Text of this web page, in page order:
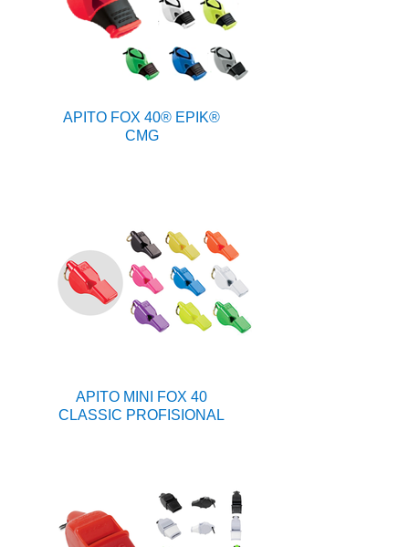
APITO FOX 40® EPIK®
CMG
APITO MINI FOX 40
CLASSIC PROFISIONAL